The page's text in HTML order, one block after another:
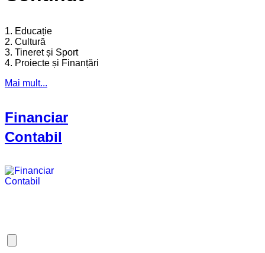
1. Educație
2. Cultură
3. Tineret și Sport
4. Proiecte și Finanțări
Mai mult...
Financiar
Contabil